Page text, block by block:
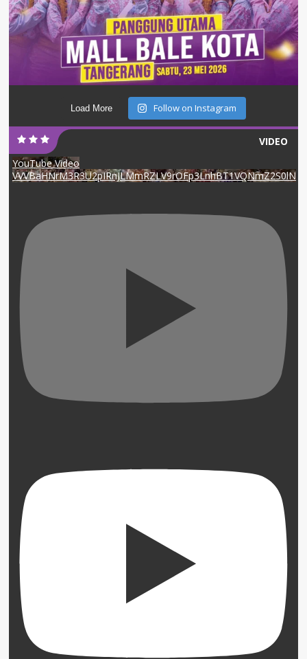
Load More Follow on Instagram
VIDEO
YouTube Video
VVVBaHNrM3R3U2pIRnJLMmRZLV9rOFp3LnhBT1VQNmZ2S0lN